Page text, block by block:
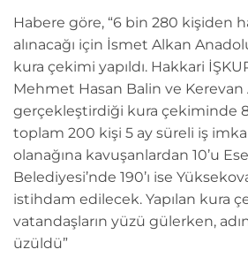
Habere göre, “6 bin 280 kişiden
alınacağı için İsmet Alkan
kura çekimi yapıldı. Hakkari
Mehmet Hasan Balin ve Kerevan
gerçekleştirdiği kura çekiminde
toplam 200 kişi 5 ay süreli iş
olanağına kavuşanlardan 10’u
Belediyesi’nde 190’ı ise
istihdam edilecek. Yapılan kura
vatandaşların yüzü gülerken,
üzüldü”